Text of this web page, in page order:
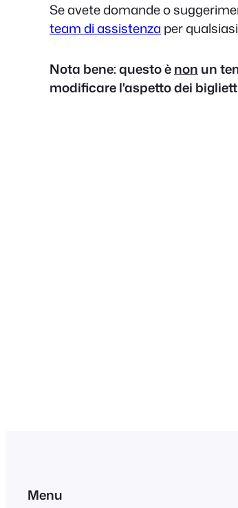
Se avete domande o
team di assistenza per
Nota bene: questo ènon un
modificare l'aspetto dei
Menu